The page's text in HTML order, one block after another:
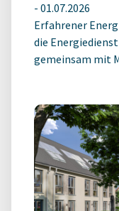
- 01.07.2026
Erfahrener
die
gemeinsam mit